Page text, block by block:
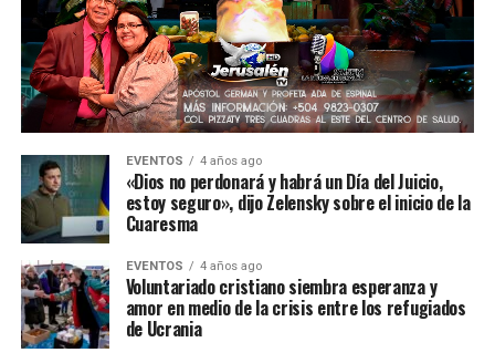
EVENTOS 4 años ago
«Dios no perdonará y habrá un Día del Juicio,
estoy seguro», dijo Zelensky sobre el inicio de la
Cuaresma
EVENTOS 4 años ago
Voluntariado cristiano siembra esperanza y
amor en medio de la crisis entre los refugiados
de Ucrania